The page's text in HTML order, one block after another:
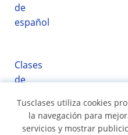
de
español
Clases
de
Tusclases utiliza cookies
la navegación para
servicios y mostrar